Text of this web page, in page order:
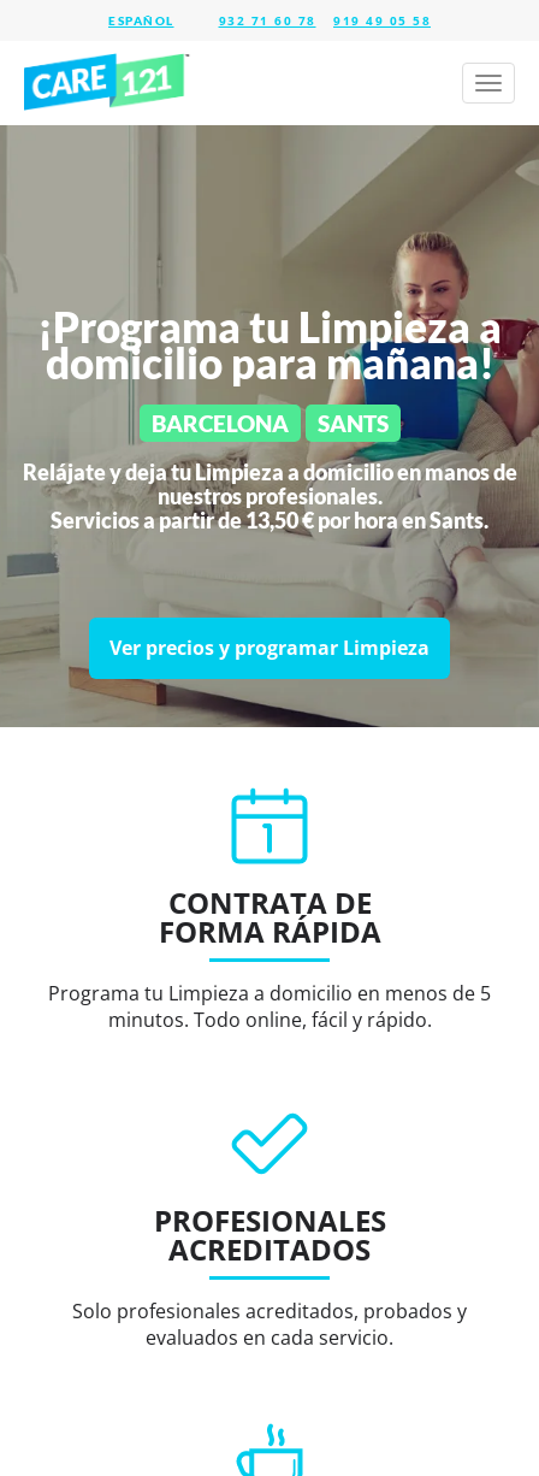
932 71 60 78 919 49 05 58
Toggle
¡Programa tu Limpieza a
domicilio para mañana!
BARCELONA SANTS
Relájate y deja tu Limpieza a domicilio en manos de
nuestros profesionales.
Servicios a partir de 13,50 € por hora enSants.
Ver precios y programar Limpieza
CONTRATA DE
FORMA RÁPIDA
Programa tu Limpieza a domicilio en menos de 5
minutos. Todo online, fácil y rápido.
PROFESIONALES
ACREDITADOS
Solo profesionales acreditados, probados y
evaluados en cada servicio.